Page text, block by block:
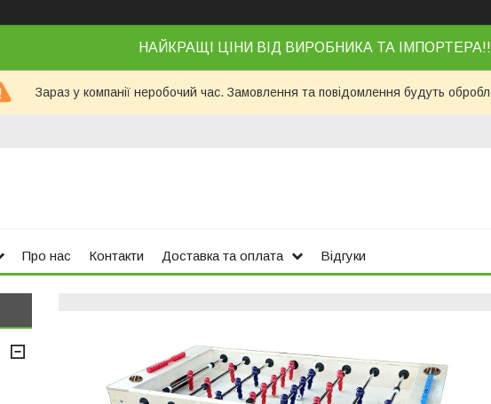
НАЙКРАЩІ ЦІНИ ВІД ВИРОБНИКА ТА
Зараз у компанії неробочий час. Замовлення та повідомлення будуть
Про нас Контакти Доставка та оплата Відгуки